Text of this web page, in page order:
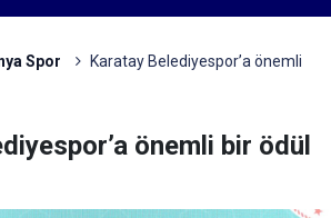
Spor
Karatay Belediyespor’a önemli
önemli bir ödül